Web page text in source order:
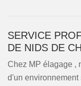
SERVICE
DE NIDS DE
Chez MP élagage ,
d'un environnement